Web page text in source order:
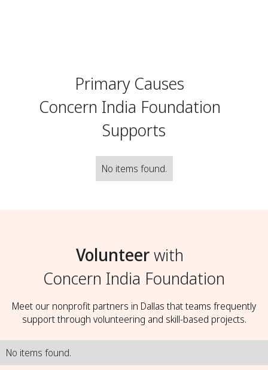
Primary Causes
Concern India Foundation
Supports
No items found.
Volunteerwith
Concern India Foundation
Meet our nonprofit partners in Dallas that teams frequently
support through volunteering and skill-based projects.
No items found.